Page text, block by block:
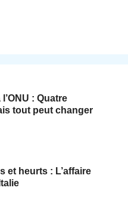
: Quatre
tout peut changer
et heurts : L’affaire